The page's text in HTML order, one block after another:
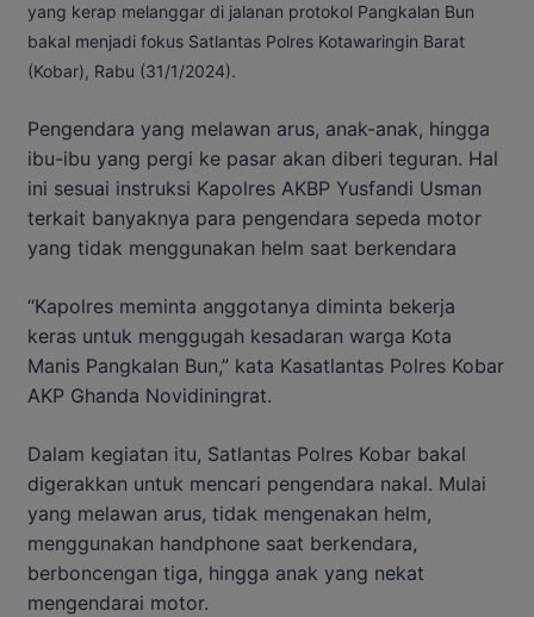
yang kerap melanggar di jalanan protokol Pangkalan Bun
bakal menjadi fokus Satlantas Polres Kotawaringin Barat
(Kobar), Rabu (31/1/2024).
Pengendara yang melawan arus, anak-anak, hingga
ibu-ibu yang pergi ke pasar akan diberi teguran. Hal
ini sesuai instruksi Kapolres AKBP Yusfandi Usman
terkait banyaknya para pengendara sepeda motor
yang tidak menggunakan helm saat berkendara
“Kapolres meminta anggotanya diminta bekerja
keras untuk menggugah kesadaran warga Kota
Manis Pangkalan Bun,” kata Kasatlantas Polres Kobar
AKP Ghanda Novidiningrat.
Dalam kegiatan itu, Satlantas Polres Kobar bakal
digerakkan untuk mencari pengendara nakal. Mulai
yang melawan arus, tidak mengenakan helm,
menggunakan handphone saat berkendara,
berboncengan tiga, hingga anak yang nekat
mengendarai motor.